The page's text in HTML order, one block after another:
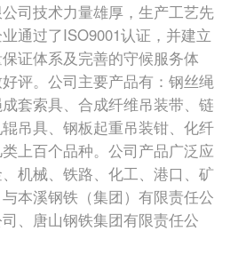
司技术力量雄厚，生产工艺先
通过了ISO9001认证，并建立
证体系及完善的守候服务体
评。公司主要产品有：钢丝绳
套索具、合成纤维吊装带、链
吊具、钢板起重吊装钳、化纤
上百个品种。公司产品广泛应
机械、铁路、化工、港口、矿
本溪钢铁（集团）有限责任公
、唐山钢铁集团有限责任公